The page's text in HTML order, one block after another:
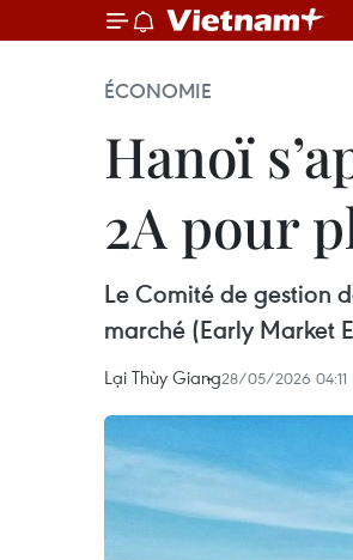
ÉCONOMIE
Hanoï
2A pour
Le Comité de gestion
marché (Early Market
Lại Thùy Giang28/05/2026 04:11